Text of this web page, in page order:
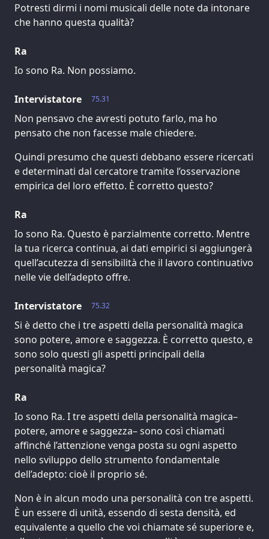
Potresti dirmi i nomi musicali delle note da intonare
che hanno questa qualità?
Ra
Io sono Ra. Non possiamo.
75.31
Intervistatore
Non pensavo che avresti potuto farlo, ma ho
pensato che non facesse male chiedere.
Quindi presumo che questi debbano essere ricercati
e determinati dal cercatore tramite l’osservazione
empirica del loro effetto. È corretto questo?
Ra
Io sono Ra. Questo è parzialmente corretto. Mentre
la tua ricerca continua, ai dati empirici si aggiungerà
quell’acutezza di sensibilità che il lavoro continuativo
nelle vie dell’adepto offre.
75.32
Intervistatore
Si è detto che i tre aspetti della personalità magica
sono potere, amore e saggezza. È corretto questo, e
sono solo questi gli aspetti principali della
personalità magica?
Ra
Io sono Ra. I tre aspetti della personalità magica–
potere, amore e saggezza– sono così chiamati
affinché l’attenzione venga posta su ogni aspetto
nello sviluppo dello strumento fondamentale
dell’adepto: cioè il proprio sé.
Non è in alcun modo una personalità con tre aspetti.
È un essere di unità, essendo di sesta densità, ed
equivalente a quello che voi chiamate sé superiore e,